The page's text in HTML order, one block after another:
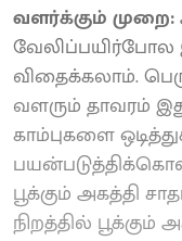
வளர்க்கும் முறை:
வேலிப்பயிர்போல
விதைக்கலாம்.
வளரும் தாவரம்
காம்புகளை
பூக்கும் அகத்தி
நிறத்தில்